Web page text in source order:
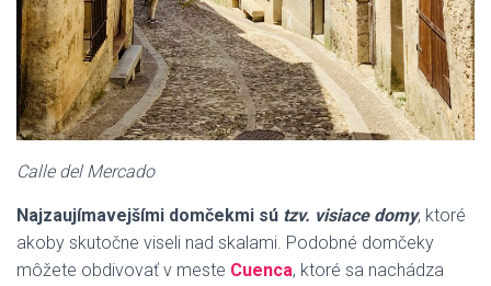
Calle del Mercado
Najzaujímavejšími domčekmi sú tzv. visiace domy, ktoré
akoby skutočne viseli nad skalami. Podobné domčeky
môžete obdivovať v meste Cuenca, ktoré sa nachádza